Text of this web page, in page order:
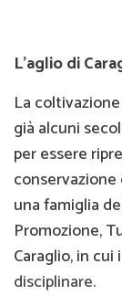
L’aglio di
La
già alcuni
per essere
una famiglia
Promozione,
Caraglio, in
disciplinare.